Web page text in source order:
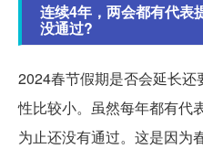
连续4年，两会都有代表
没通过?
2024春节假期是否会延长
性比较小。虽然每年都有代
为止还没有通过。这是因为